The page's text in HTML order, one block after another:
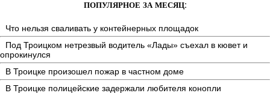
ПОПУЛЯРНОЕ ЗА МЕСЯЦ:
Что нельзя сваливать у контейнерных площадок
Под Троицком нетрезвый водитель «Лады» съехал в кювет и
опрокинулся
В Троицке произошел пожар в частном доме
В Троицке полицейские задержали любителя конопли